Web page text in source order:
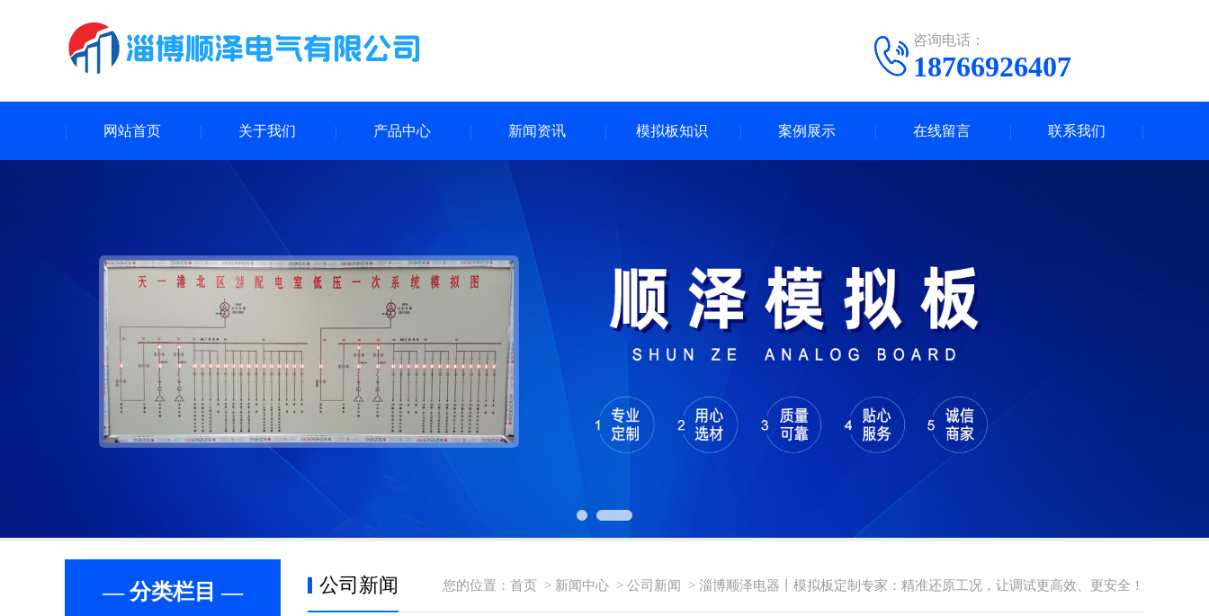
咨询电话：
18766926407
网站首页 关于我们 产品中心 新闻资讯 模拟板知识 案例展示 在线留言 联系我们
— 分类栏目 — 您的位置： 首页 > 新闻中心 > 公司新闻 > 淄博顺泽电器丨模拟板定制专家：精准还原工况，让调试更高效、更安全！
公司新闻